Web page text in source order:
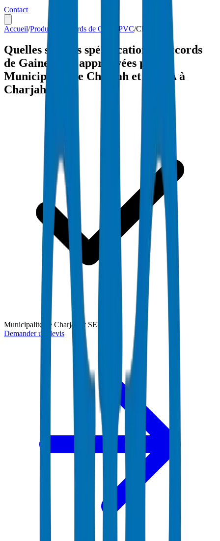
Contact
Accueil/Produits Raccords de Gaine PVC/Charjah
Quelles sont les spécifications Raccords
de Gaine PVC approuvées par
Municipalité de Charjah et SEWA à
Charjah ?
Municipalité de Charjah et SEWA
Demander un devis